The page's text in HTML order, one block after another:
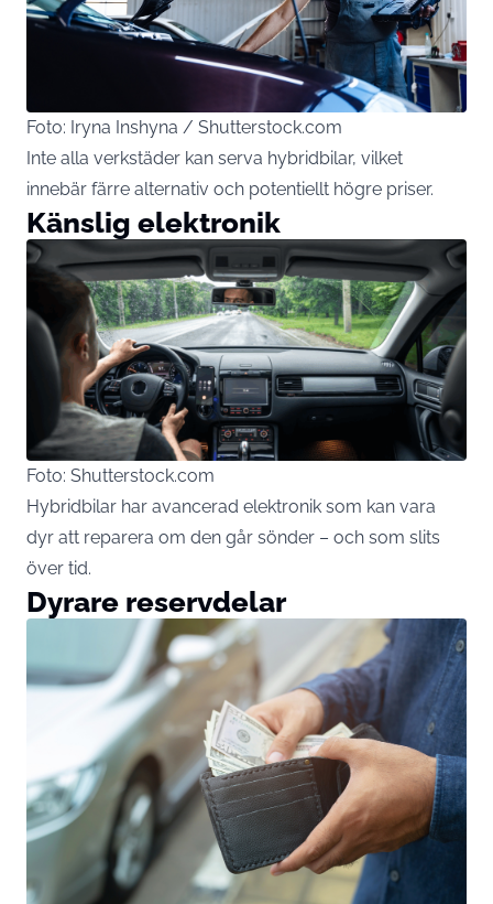
Foto: Iryna Inshyna / Shutterstock.com
Inte alla verkstäder kan serva hybridbilar, vilket
innebär färre alternativ och potentiellt högre priser.
Känslig elektronik
Foto: Shutterstock.com
Hybridbilar har avancerad elektronik som kan vara
dyr att reparera om den går sönder – och som slits
över tid.
Dyrare reservdelar